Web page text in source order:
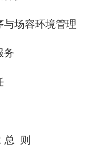
场容环境管理
总 则